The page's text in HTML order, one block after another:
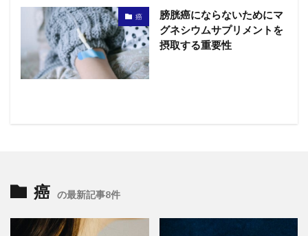
癌
膀胱癌にならないためにマ
グネシウムサプリメントを
摂取する重要性
癌 の最新記事8件